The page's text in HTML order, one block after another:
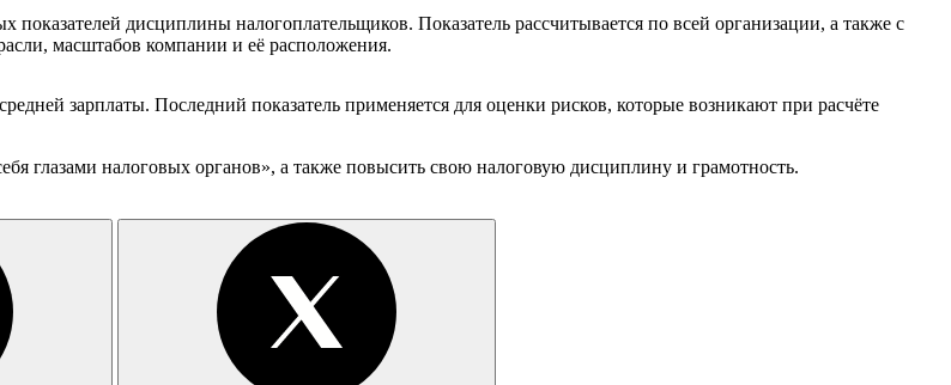
дисциплины налогоплательщиков. Показатель рассчитывается по всей организации, а также с
масштабов компании и её расположения.
зарплаты. Последний показатель применяется для оценки рисков, которые возникают при расчёте
глазами налоговых органов», а также повысить свою налоговую дисциплину и грамотность.